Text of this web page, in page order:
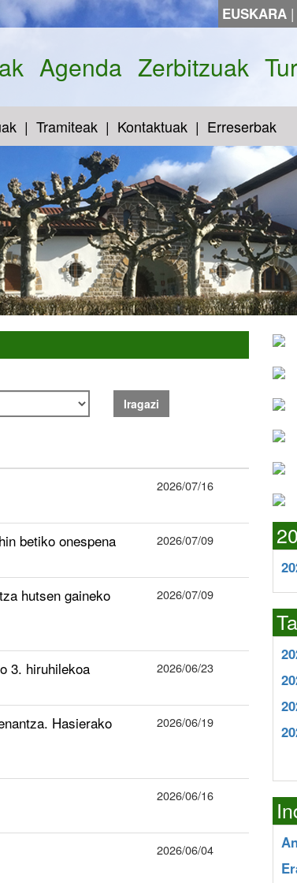
EUSKARA |
Agenda Zerbitzuak
Tramiteak Kontaktuak Erreserbak
Iragazi
2026/07/16
betiko onespena 2026/07/09
hutsen gaineko
2026/07/09
3. hiruhilekoa 2026/06/23
Hasierako
2026/06/19
2026/06/16
2026/06/04